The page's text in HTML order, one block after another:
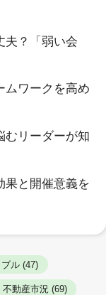
夫？「弱い会
ムワークを高め
むリーダーが知
果と開催意義を
ブル (47)
不動産市況 (69)